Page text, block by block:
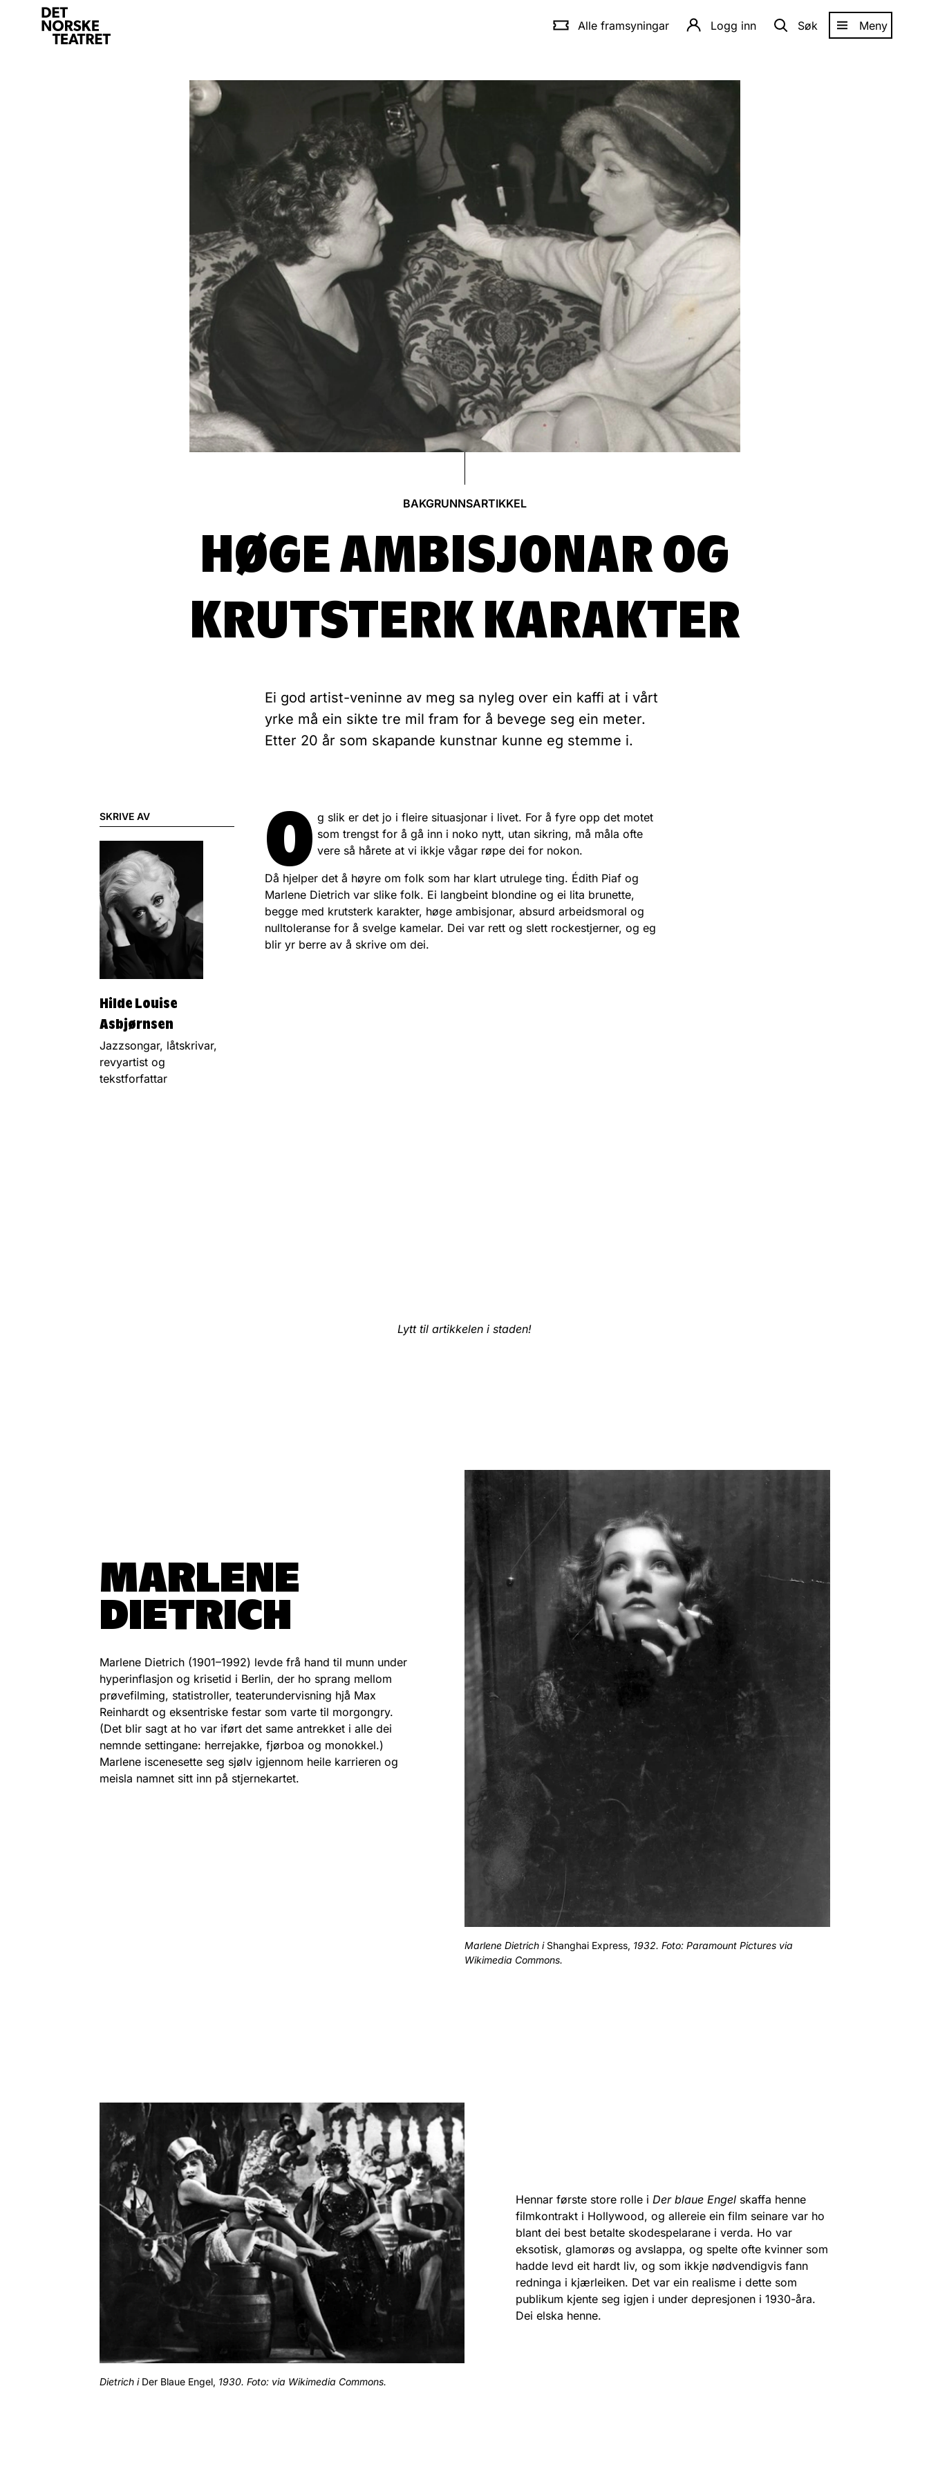
Alle framsyningar Logg inn Søk Meny
BAKGRUNNSARTIKKEL
HØGE AMBISJONAR OG
KRUTSTERK KARAKTER
Ei god artist-veninne av meg sa nyleg over ein kaffi at i vårt
yrke må ein sikte tre mil fram for å bevege seg ein meter.
Etter 20 år som skapande kunstnar kunne eg stemme i.
SKRIVE AV
Hilde Louise
Asbjørnsen
Jazzsongar, låtskrivar,
revyartist og
tekstforfattar
O g slik er det jo i fleire situasjonar i livet. For å fyre opp det motet
som trengst for å gå inn i noko nytt, utan sikring, må måla ofte
vere så hårete at vi ikkje vågar røpe dei for nokon.
Då hjelper det å høyre om folk som har klart utrulege ting. Édith Piaf og
Marlene Dietrich var slike folk. Ei langbeint blondine og ei lita brunette,
begge med krutsterk karakter, høge ambisjonar, absurd arbeidsmoral og
nulltoleranse for å svelge kamelar. Dei var rett og slett rockestjerner, og eg
blir yr berre av å skrive om dei.
Lytt til artikkelen i staden!
MARLENE
DIETRICH
Marlene Dietrich (1901–1992) levde frå hand til munn under
hyperinflasjon og krisetid i Berlin, der ho sprang mellom
prøvefilming, statistroller, teaterundervisning hjå Max
Reinhardt og eksentriske festar som varte til morgongry.
(Det blir sagt at ho var iført det same antrekket i alle dei
nemnde settingane: herrejakke, fjørboa og monokkel.)
Marlene iscenesette seg sjølv igjennom heile karrieren og
meisla namnet sitt inn på stjernekartet.
Marlene Dietrich i Shanghai Express, 1932. Foto: Paramount Pictures via
Wikimedia Commons.
Dietrich i Der Blaue Engel, 1930. Foto: via Wikimedia Commons.
Hennar første store rolle i Der blaue Engel skaffa henne
filmkontrakt i Hollywood, og allereie ein film seinare var ho
blant dei best betalte skodespelarane i verda. Ho var
eksotisk, glamorøs og avslappa, og spelte ofte kvinner som
hadde levd eit hardt liv, og som ikkje nødvendigvis fann
redninga i kjærleiken. Det var ein realisme i dette som
publikum kjente seg igjen i under depresjonen i 1930-åra.
Dei elska henne.